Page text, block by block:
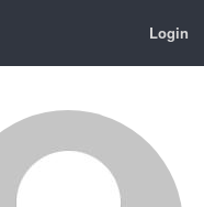
Login